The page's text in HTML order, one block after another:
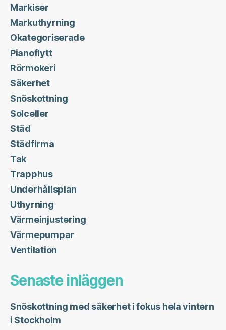
Markiser
Markuthyrning
Okategoriserade
Pianoflytt
Rörmokeri
Säkerhet
Snöskottning
Solceller
Städ
Städfirma
Tak
Trapphus
Underhållsplan
Uthyrning
Värmeinjustering
Värmepumpar
Ventilation
Senaste inläggen
Snöskottning med säkerhet i fokus hela vintern
i Stockholm